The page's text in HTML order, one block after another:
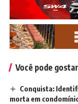
Você pode
Conquista:
morta em